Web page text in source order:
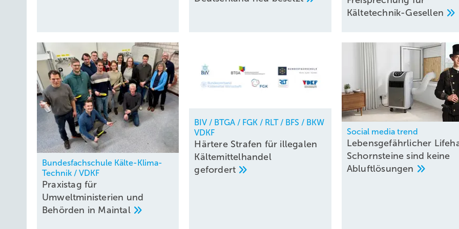
Kältetechnik-Gesellen
Bundesfachschule Kälte-Klima-
Technik / VDKF
Praxistag für
Umweltministerien und
Behörden in Maintal
BIV / BTGA / FGK / RLT / BFS / BKW
VDKF
Härtere Strafen für illegalen
Kältemittelhandel
gefordert
Social media trend
Lebensgefährlicher
Schornsteine sind keine
Abluftlösungen